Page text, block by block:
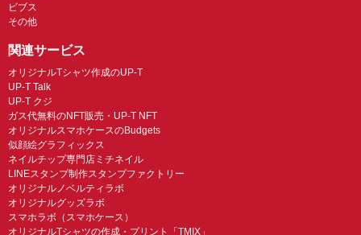
ビブス
その他
関連サービス
オリジナルTシャツ作成のUP-T
UP-T Talk
UP-T クジ
ガス代無料のNFT販売・UP-T NFT
オリジナルスマホケースのBudgets
似顔絵グラフィックス
ネイルチップ専門店ミチネイル
LINEスタンプ制作スタンプファクトリー
オリジナルノベルティラボ
オリジナルグッズラボ
スマホラボ（スマホケース）
オリジナルTシャツの作成・プリント「TMIX」